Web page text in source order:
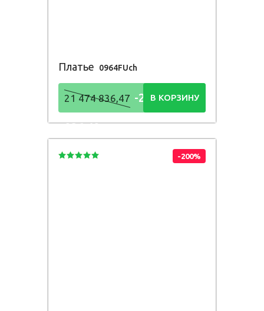
Платье 0964FUch
21 474 836,47 -21 474
836,48Р
В КОРЗИНУ
-200%